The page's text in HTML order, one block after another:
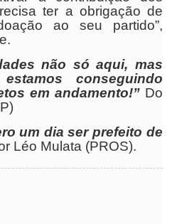
ter a obrigação de
ao seu partido”,
não só aqui, mas
conseguindo
em andamento!” Do
um dia ser prefeito de
Léo Mulata (PROS).